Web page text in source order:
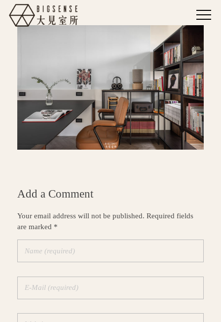
Add a Comment
Your email address will not be published. Required fields
are marked *